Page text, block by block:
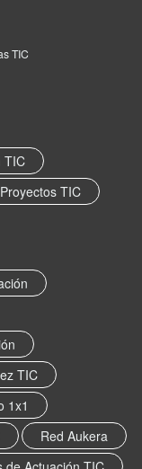
TIC
TIC
TIC
TIC
1x1
Red Aukera